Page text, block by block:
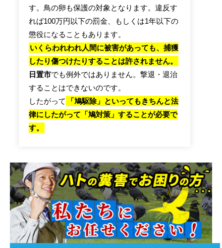
す。鳥の卵も保護の対象となります。違反す
れば100万円以下の罰金、もしくは1年以下の
懲役になることもあります。
いくらわれわれ人間に被害があっても、捕獲
したり傷つけたりすることは許されません。
日置市でも例外ではありません。撃退・退治
することはできないのです。
したがって
「鳩駆除」といってもきちんと法
律にしたがって「鳩対策」することが必要で
す。